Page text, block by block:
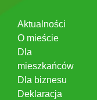
Aktualności
O mieście
Dla
mieszkańców
Dla biznesu
Deklaracja